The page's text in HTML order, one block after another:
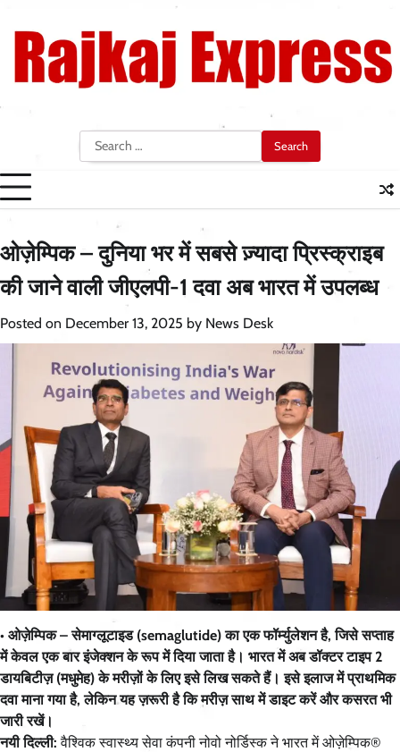
content
Search
for:
ओज़ेम्पिक – दुनिया भर में सबसे ज़्यादा प्रिस्क्राइब
की जाने वाली जीएलपी-1 दवा अब भारत में उपलब्ध
Posted on December 13, 2025 by News Desk
• ओज़ेम्पिक – सेमाग्लूटाइड (semaglutide) का एक फॉर्म्युलेशन है, जिसे सप्ताह
में केवल एक बार इंजेक्शन के रूप में दिया जाता है। भारत में अब डॉक्टर टाइप 2
डायबिटीज़ (मधुमेह) के मरीज़ों के लिए इसे लिख सकते हैं। इसे इलाज में प्राथमिक
दवा माना गया है, लेकिन यह ज़रूरी है कि मरीज़ साथ में डाइट करें और कसरत भी
जारी रखें।
नयी दिल्ली: वैश्विक स्वास्थ्य सेवा कंपनी नोवो नोर्डिस्क ने भारत में ओज़ेम्पिक®